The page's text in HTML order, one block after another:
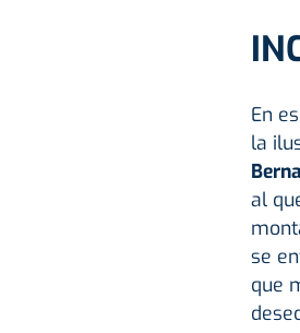
En
la
al
se
que